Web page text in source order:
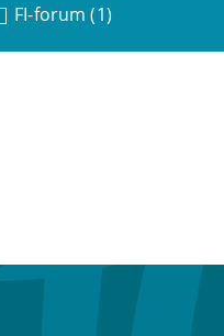
FI-forum (1)